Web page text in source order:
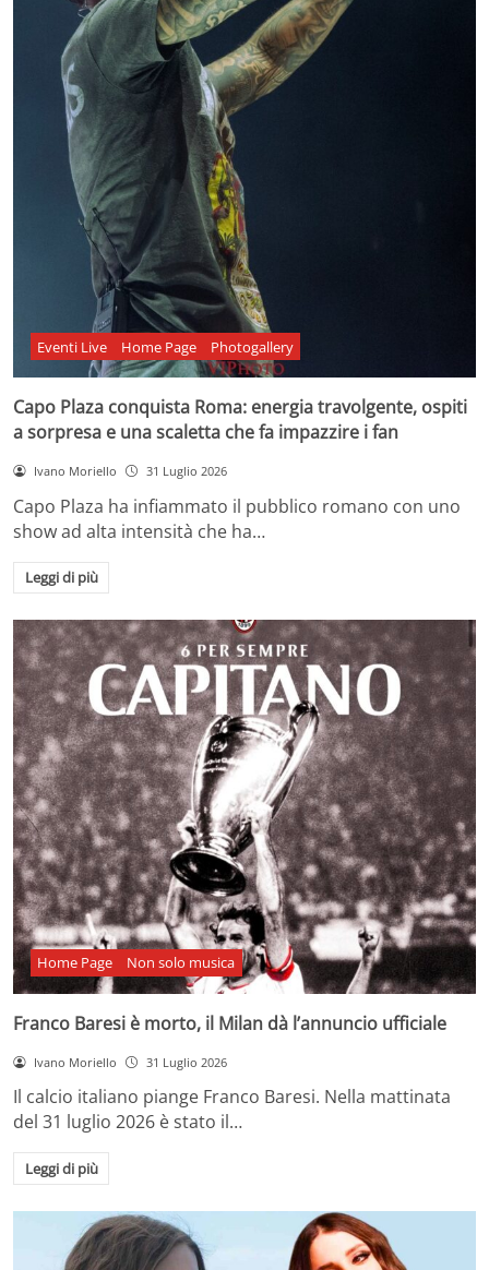
Eventi Live Home Page Photogallery
Capo Plaza conquista Roma: energia travolgente, ospiti
a sorpresa e una scaletta che fa impazzire i fan
Ivano Moriello 31 Luglio 2026
Capo Plaza ha infiammato il pubblico romano con uno
show ad alta intensità che ha…
Leggi di più
Home Page Non solo musica
Franco Baresi è morto, il Milan dà l’annuncio ufficiale
Ivano Moriello 31 Luglio 2026
Il calcio italiano piange Franco Baresi. Nella mattinata
del 31 luglio 2026 è stato il…
Leggi di più